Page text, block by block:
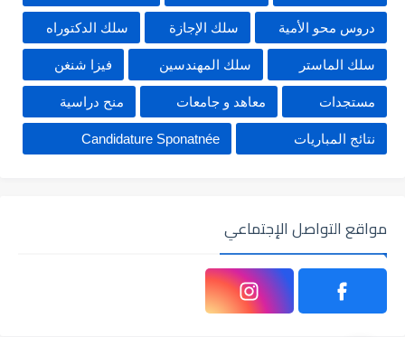
دروس محو الأمية سلك الإجازة سلك الدكتوراه
سلك الماستر سلك المهندسين فيزا شنغن
مستجدات معاهد و جامعات منح دراسية
نتائج المباريات Candidature Sponatnée
مواقع التواصل الإجتماعي